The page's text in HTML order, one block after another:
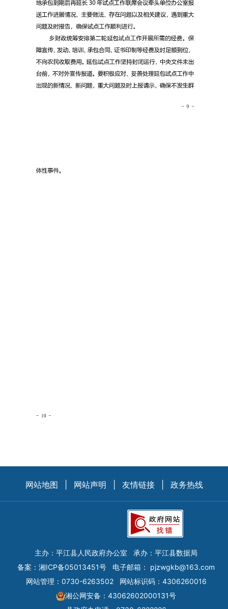
网站地图 网站声明 友情链接 政务热线
主办：平江县人民政府办公室
承办：平江县数据局
备案： 湘ICP备05013451号 电子邮箱： pjzwgkb@163.com
网站管理：0730-6263502
网站标识码：4306260016
湘公网安备：43062602000131号